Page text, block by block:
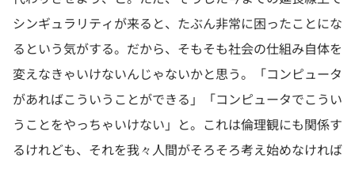
シンギュラリティが来ると、たぶん非常に困ったことにな
るという気がする。だから、そもそも社会の仕組み自体を
変えなきゃいけないんじゃないかと思う。「コンピュータ
があればこういうことができる」「コンピュータでこうい
うことをやっちゃいけない」と。これは倫理観にも関係す
るけれども、それを我々人間がそろそろ考え始めなければ